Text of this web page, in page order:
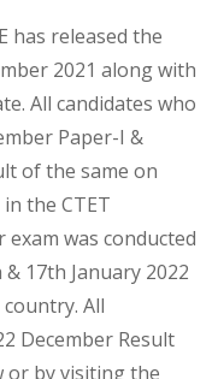
has released the
2021 along with
All candidates who
Paper-I &
of the same on
the CTET
exam was conducted
17th January 2022
All
December Result
or by visiting the